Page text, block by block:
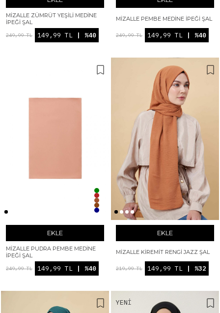
MIZALLE ZÜMRÜT YEŞILI MEDINE
İPEĞI ŞAL
249,99 TL 149,99 TL | %40
MIZALLE PEMBE MEDINE İPEĞI ŞAL
249,99 TL 149,99 TL | %40
EKLE
MIZALLE PUDRA PEMBE MEDINE
İPEĞI ŞAL
249,99 TL 149,99 TL | %40
EKLE
MIZALLE KIREMIT RENGI JAZZ ŞAL
219,99 TL 149,99 TL | %32
YENI